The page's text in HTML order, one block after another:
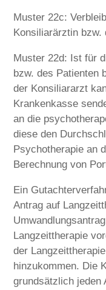
Muster 22c:
Konsiliarärztin
Muster 22d: Ist für
bzw. des Patienten
der Konsiliararzt
Krankenkasse
an die
diese den
Psychotherapie an
Berechnung von
Ein
Antrag auf
Langzeittherapie
der
hinzukommen. Die
grundsätzlich jeden